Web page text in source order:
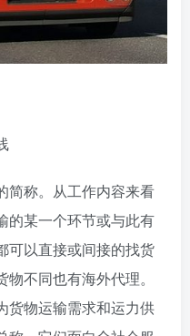
简称。从工作内容来看
的某一个环节或与此有
可以直接或间接的找货
不同也有海外代理。
货物运输需求和运力供